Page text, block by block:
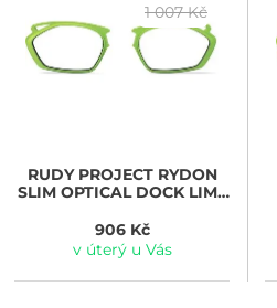
1 007 Kč
RUDY PROJECTRYDON
SLIM OPTICAL DOCK LIME
green
906 Kč
v úterý u Vás